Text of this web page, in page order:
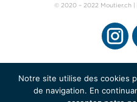
© 2020 – 2022 Moutier.ch |
Notre site utilise des cookies
de navigation. En